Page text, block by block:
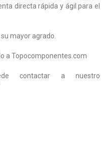
directa rápida y ágil para el
mayor agrado.
a Topocomponentes.com
contactar a nuestro